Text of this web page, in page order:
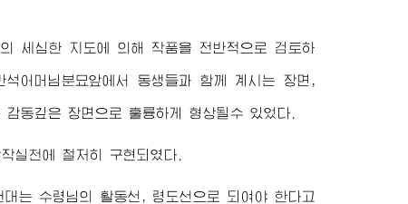
의 세심한 지도에 의해 작품을 전반적으로 검토하
어머님분묘앞에서 동생들과 함께 계시는 장면,
동깊은 장면으로 훌륭하게 형상될수 있었다.
실천에 철저히 구현되였다.
대는 수령님의 활동선, 령도선으로 되여야 한다고